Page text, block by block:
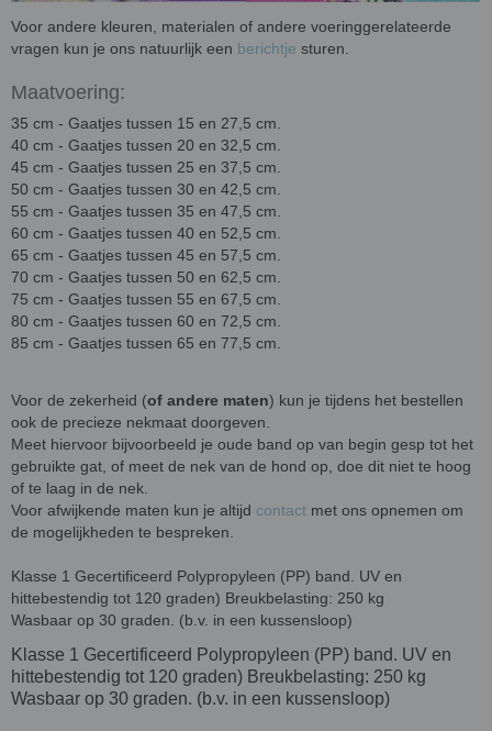
Voor andere kleuren, materialen of andere voeringgerelateerde
vragen kun je ons natuurlijk een berichtje sturen.
Maatvoering:
35 cm - Gaatjes tussen 15 en 27,5 cm.
40 cm - Gaatjes tussen 20 en 32,5 cm.
45 cm - Gaatjes tussen 25 en 37,5 cm.
50 cm - Gaatjes tussen 30 en 42,5 cm.
55 cm - Gaatjes tussen 35 en 47,5 cm.
60 cm - Gaatjes tussen 40 en 52,5 cm.
65 cm - Gaatjes tussen 45 en 57,5 cm.
70 cm - Gaatjes tussen 50 en 62,5 cm.
75 cm - Gaatjes tussen 55 en 67,5 cm.
80 cm - Gaatjes tussen 60 en 72,5 cm.
85 cm - Gaatjes tussen 65 en 77,5 cm.
Voor de zekerheid (of andere maten) kun je tijdens het bestellen
ook de precieze nekmaat doorgeven.
Meet hiervoor bijvoorbeeld je oude band op van begin gesp tot het
gebruikte gat, of meet de nek van de hond op, doe dit niet te hoog
of te laag in de nek.
Voor afwijkende maten kun je altijd contact met ons opnemen om
de mogelijkheden te bespreken.
Klasse 1 Gecertificeerd Polypropyleen (PP) band. UV en
hittebestendig tot 120 graden) Breukbelasting: 250 kg
Wasbaar op 30 graden. (b.v. in een kussensloop)
Klasse 1 Gecertificeerd Polypropyleen (PP) band. UV en
hittebestendig tot 120 graden) Breukbelasting: 250 kg
Wasbaar op 30 graden. (b.v. in een kussensloop)